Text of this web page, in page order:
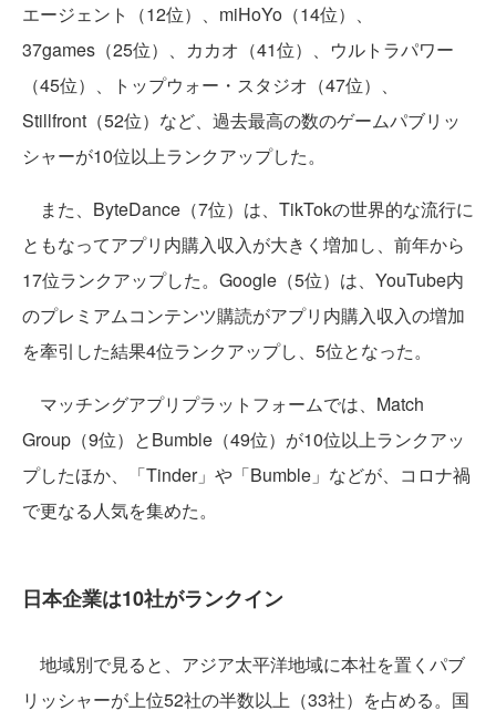
エージェント（12位）、miHoYo（14位）、
37games（25位）、カカオ（41位）、ウルトラパワー
（45位）、トップウォー・スタジオ（47位）、
Stillfront（52位）など、過去最高の数のゲームパブリッ
シャーが10位以上ランクアップした。
また、ByteDance（7位）は、TikTokの世界的な流行に
ともなってアプリ内購入収入が大きく増加し、前年から
17位ランクアップした。Google（5位）は、YouTube内
のプレミアムコンテンツ購読がアプリ内購入収入の増加
を牽引した結果4位ランクアップし、5位となった。
マッチングアプリプラットフォームでは、Match
Group（9位）とBumble（49位）が10位以上ランクアッ
プしたほか、「Tinder」や「Bumble」などが、コロナ禍
で更なる人気を集めた。
日本企業は10社がランクイン
地域別で見ると、アジア太平洋地域に本社を置くパブ
リッシャーが上位52社の半数以上（33社）を占める。国